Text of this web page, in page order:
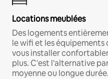
Locations meublées
Des logements
le wifi et les équipements
vous installer
plus. C'est l'alternative
moyenne ou longue durée.